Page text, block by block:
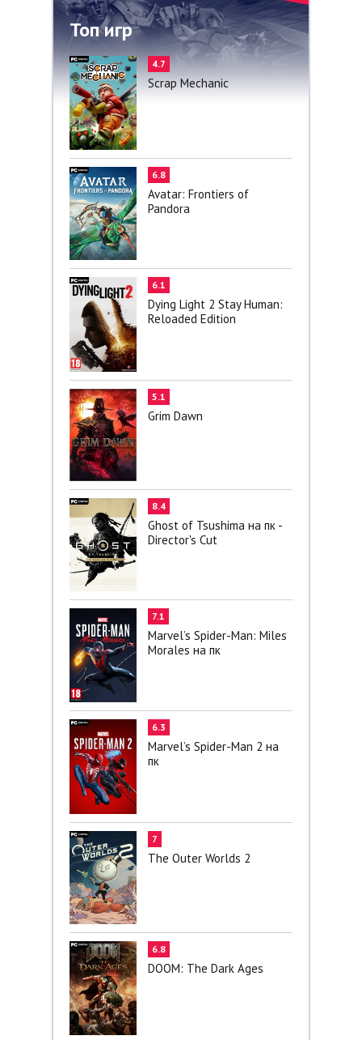
Топ игр
4.7
Scrap Mechanic
6.8
Avatar: Frontiers of
Pandora
6.1
Dying Light 2 Stay Human:
Reloaded Edition
5.1
Grim Dawn
8.4
Ghost of Tsushima на пк -
Director's Cut
7.1
Marvel’s Spider-Man: Miles
Morales на пк
6.3
Marvel’s Spider-Man 2 на
пк
7
The Outer Worlds 2
6.8
DOOM: The Dark Ages